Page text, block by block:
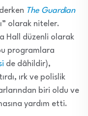
The Guardian
olarak niteler.
Hall düzenli olarak
programlara
de dâhildir),
ırk ve polislik
biri oldu ve
yardım etti.